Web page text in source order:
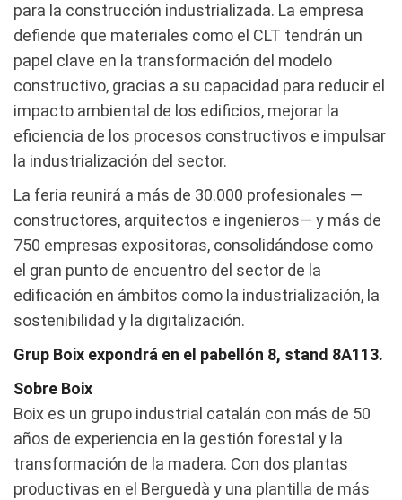
para la construcción industrializada. La empresa
defiende que materiales como el CLT tendrán un
papel clave en la transformación del modelo
constructivo, gracias a su capacidad para reducir el
impacto ambiental de los edificios, mejorar la
eficiencia de los procesos constructivos e impulsar
la industrialización del sector.
La feria reunirá a más de 30.000 profesionales —
constructores, arquitectos e ingenieros— y más de
750 empresas expositoras, consolidándose como
el gran punto de encuentro del sector de la
edificación en ámbitos como la industrialización, la
sostenibilidad y la digitalización.
Grup Boix expondrá en el pabellón 8, stand 8A113.
Sobre Boix
Boix es un grupo industrial catalán con más de 50
años de experiencia en la gestión forestal y la
transformación de la madera. Con dos plantas
productivas en el Berguedà y una plantilla de más